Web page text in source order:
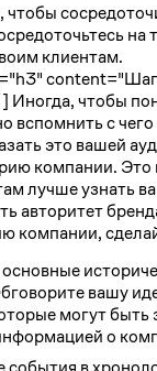
чтобы
на
клиентам.
Иногда, чтобы
вспомнить с
это вашей
компании. Это
лучше узнать
авторитет
компании,
вашу
могут быть
о